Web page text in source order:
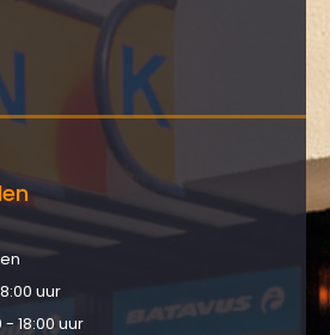
uur
18:00 uur